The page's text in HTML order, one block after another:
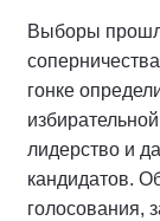
Выборы
гонке
лидерство и
кандидатов.
голосования,